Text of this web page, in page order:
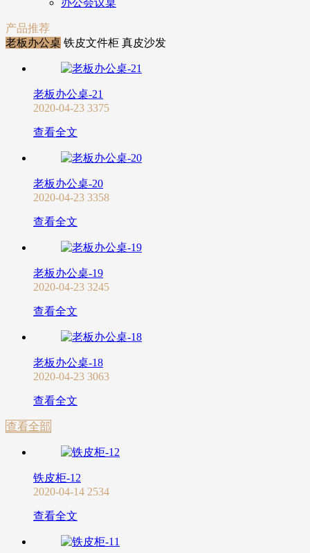
产品推荐
老板办公桌 铁皮文件柜 真皮沙发
老板办公桌-21
2020-04-23 3375
查看全文
老板办公桌-20
2020-04-23 3358
查看全文
老板办公桌-19
2020-04-23 3245
查看全文
老板办公桌-18
2020-04-23 3063
查看全文
查看全部
铁皮柜-12
2020-04-14 2534
查看全文